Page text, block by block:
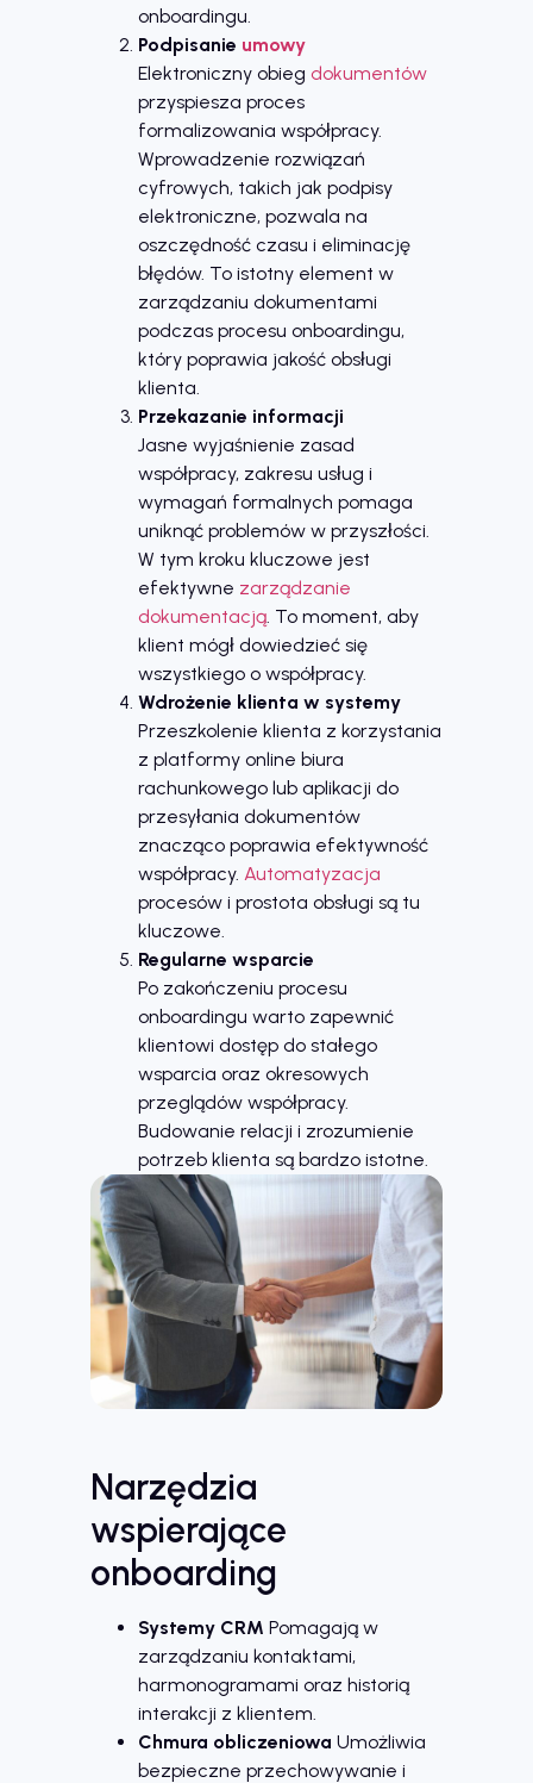
onboardingu.
Podpisanie umowy
Elektroniczny obieg dokumentów
przyspiesza proces
formalizowania współpracy.
Wprowadzenie rozwiązań
cyfrowych, takich jak podpisy
elektroniczne, pozwala na
oszczędność czasu i eliminację
błędów. To istotny element w
zarządzaniu dokumentami
podczas procesu onboardingu,
który poprawia jakość obsługi
klienta.
Przekazanie informacji
Jasne wyjaśnienie zasad
współpracy, zakresu usług i
wymagań formalnych pomaga
uniknąć problemów w przyszłości.
W tym kroku kluczowe jest
efektywne zarządzanie
dokumentacją . To moment, aby
klient mógł dowiedzieć się
wszystkiego o współpracy.
Wdrożenie klienta w systemy
Przeszkolenie klienta z korzystania
z platformy online biura
rachunkowego lub aplikacji do
przesyłania dokumentów
znacząco poprawia efektywność
współpracy. Automatyzacja
procesów i prostota obsługi są tu
kluczowe.
Regularne wsparcie
Po zakończeniu procesu
onboardingu warto zapewnić
klientowi dostęp do stałego
wsparcia oraz okresowych
przeglądów współpracy.
Budowanie relacji i zrozumienie
potrzeb klienta są bardzo istotne.
Narzędzia
wspierające
onboarding
Systemy CRM Pomagają w
zarządzaniu kontaktami,
harmonogramami oraz historią
interakcji z klientem.
Chmura obliczeniowa Umożliwia
bezpieczne przechowywanie i